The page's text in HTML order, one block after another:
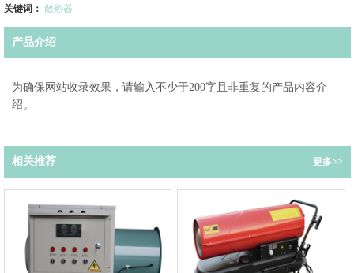
关键词： 散热器
产品介绍
为确保网站收录效果，请输入不少于200字且非重复的产品内容介
绍。
相关推荐 更多>>